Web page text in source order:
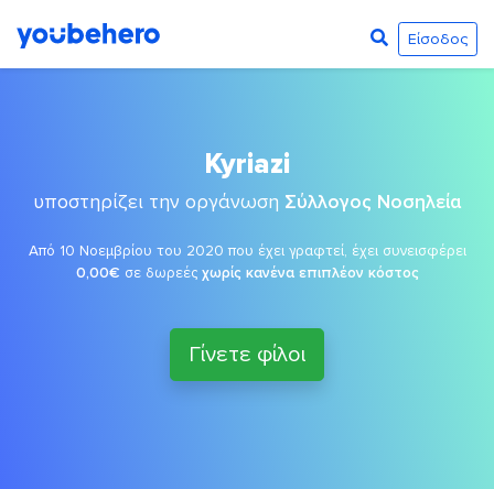
Είσοδος
Kyriazi
υποστηρίζει την οργάνωση Σύλλογος Νοσηλεία
Από 10 Νοεμβρίου του 2020 που έχει γραφτεί, έχει συνεισφέρει
0,00€ σε δωρεές χωρίς κανένα επιπλέον κόστος
Γίνετε φίλοι